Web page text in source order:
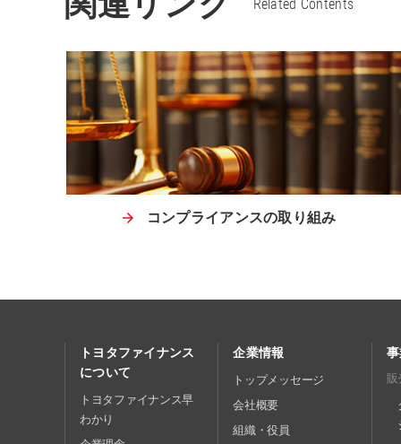
Related Contents
コンプライアンスの取り組み
トヨタファイナンス
について
トヨタファイナンス早
わかり
企業情報
トップメッセージ
会社概要
組織・役員